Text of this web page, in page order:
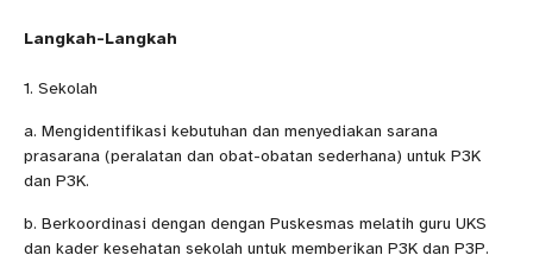
Langkah-Langkah
1. Sekolah
a. Mengidentifikasi kebutuhan dan menyediakan sarana
prasarana (peralatan dan obat-obatan sederhana) untuk P3K
dan P3K.
b. Berkoordinasi dengan dengan Puskesmas melatih guru UKS
dan kader kesehatan sekolah untuk memberikan P3K dan P3P.